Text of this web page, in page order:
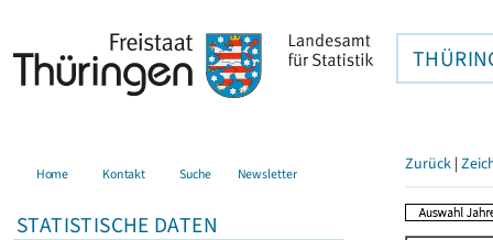
Home Kontakt Suche Newsletter
STATISTISCHE DATEN
Zurück |